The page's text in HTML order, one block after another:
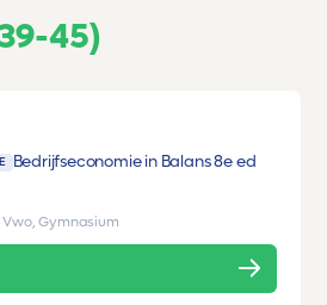
45)
Bedrijfseconomie in Balans 8e ed
Vwo, Gymnasium